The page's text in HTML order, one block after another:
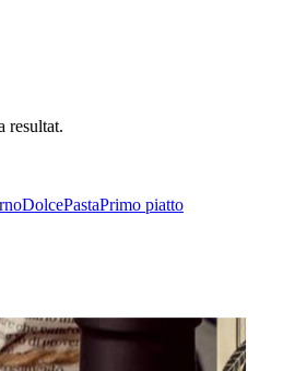
resultat.
DolcePastaPrimo piatto